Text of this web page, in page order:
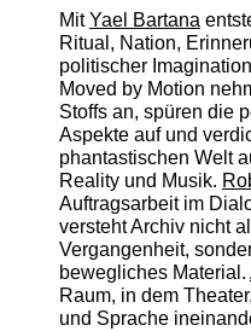
MitYael Bartana
Ritual, Nation,
politischer
Moved by Motion
Stoffs an, spüren die
Aspekte auf und
phantastischen Welt
Reality und Musik.
Auftragsarbeit im
versteht Archiv nicht
Vergangenheit,
bewegliches Material.
Raum, in dem
und Sprache